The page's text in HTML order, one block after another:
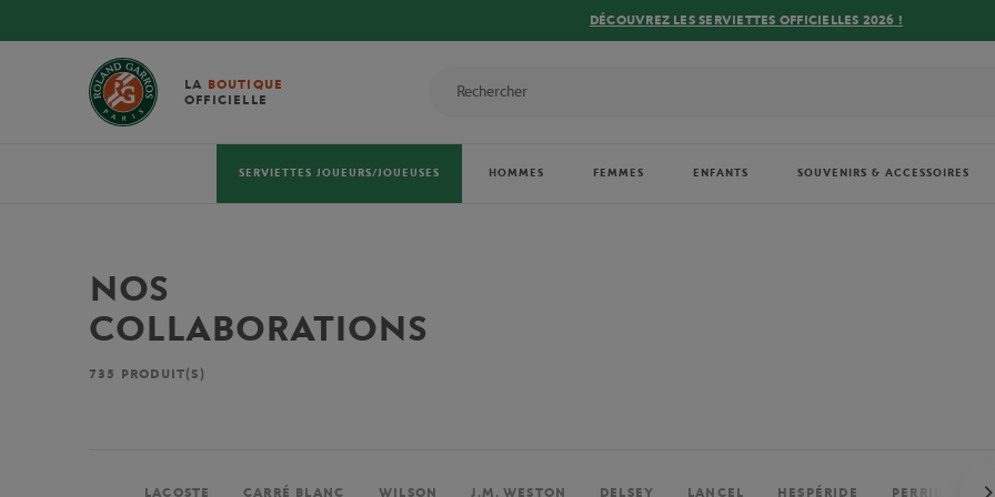
DÉCOUVREZ LES SERVIETTES OFFICIELLES 2026 !
LA BOUTIQUE
OFFICIELLE
SERVIETTES JOUEURS/JOUEUSES HOMMES FEMMES ENFANTS SOUVENIRS & ACCESSOIRES
NOS
COLLABORATIONS
735 PRODUIT(S)
LACOSTE CARRÉ BLANC WILSON J.M. WESTON DELSEY LANCEL HESPÉRIDE PERRIER